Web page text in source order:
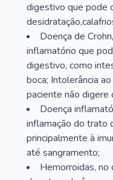
digestivo que pode
Doença de
inflamatório que
digestivo, como
boca; Intolerância
paciente não
Doença
inflamação do trato
principalmente à
até sangramento;
Hemorroidas, no